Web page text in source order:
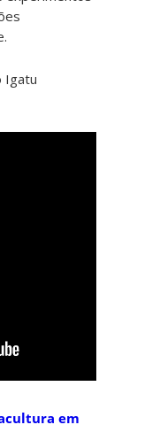
Igatu
em